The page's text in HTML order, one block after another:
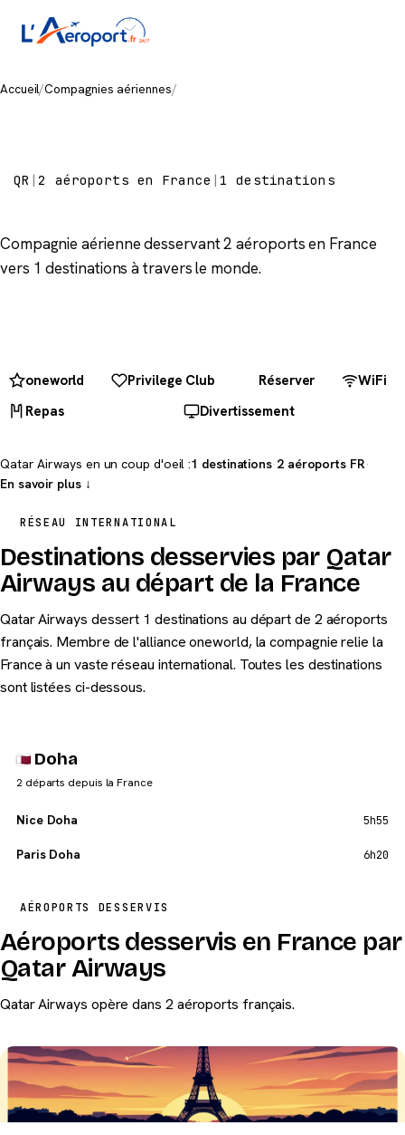
Accueil/Compagnies aériennes/
QR |2 aéroports en France | 1 destinations
Compagnie aérienne desservant 2 aéroports en France
vers 1 destinations à travers le monde.
oneworld Privilege Club Réserver
WiFi
Repas
Divertissement
Qatar Airways en un coup d'oeil :1 destinations·2 aéroports FR·
En savoir plus ↓
RÉSEAU INTERNATIONAL
Destinations desservies par Qatar
Airways au départ de la France
Qatar Airways dessert 1 destinations au départ de 2 aéroports
français. Membre de l'alliance oneworld, la compagnie relie la
France à un vaste réseau international. Toutes les destinations
sont listées ci-dessous.
Doha
2 départs depuis la France
Nice Doha 5h55
Paris Doha 6h20
AÉROPORTS DESSERVIS
Aéroports desservis en France par
Qatar Airways
Qatar Airways opère dans 2 aéroports français.